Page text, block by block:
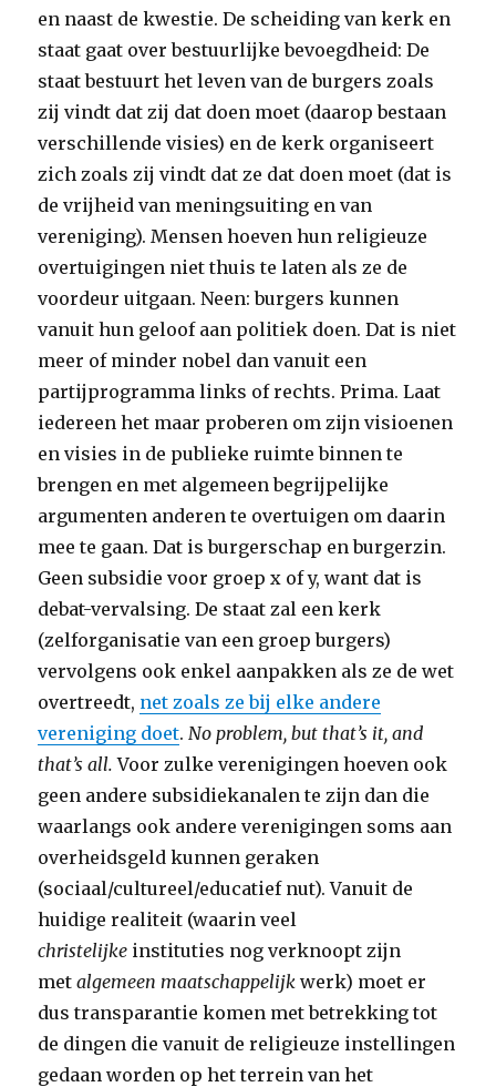
en naast de kwestie. De scheiding van kerk en
staat gaat over bestuurlijke bevoegdheid: De
staat bestuurt het leven van de burgers zoals
zij vindt dat zij dat doen moet (daarop bestaan
verschillende visies) en de kerk organiseert
zich zoals zij vindt dat ze dat doen moet (dat is
de vrijheid van meningsuiting en van
vereniging). Mensen hoeven hun religieuze
overtuigingen niet thuis te laten als ze de
voordeur uitgaan. Neen: burgers kunnen
vanuit hun geloof aan politiek doen. Dat is niet
meer of minder nobel dan vanuit een
partijprogramma links of rechts. Prima. Laat
iedereen het maar proberen om zijn visioenen
en visies in de publieke ruimte binnen te
brengen en met algemeen begrijpelijke
argumenten anderen te overtuigen om daarin
mee te gaan. Dat is burgerschap en burgerzin.
Geen subsidie voor groep x of y, want dat is
debat-vervalsing. De staat zal een kerk
(zelforganisatie van een groep burgers)
vervolgens ook enkel aanpakken als ze de wet
overtreedt, net zoals ze bij elke andere
vereniging doet. No problem, but that’s it, and
that’s all.Voor zulke verenigingen hoeven ook
geen andere subsidiekanalen te zijn dan die
waarlangs ook andere verenigingen soms aan
overheidsgeld kunnen geraken
(sociaal/cultureel/educatief nut). Vanuit de
huidige realiteit (waarin veel
christelijke instituties nog verknoopt zijn
metalgemeen maatschappelijkwerk) moet er
dus transparantie komen met betrekking tot
de dingen die vanuit de religieuze instellingen
gedaan worden op het terrein van het